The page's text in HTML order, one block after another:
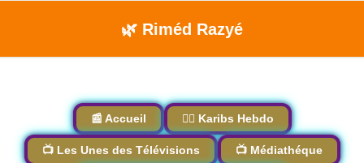
🌿 Riméd Razyé
📰 Accueil 🏴‍☠️ Karibs Hebdo
📺 Les Unes des Télévisions 📺 Médiathéque